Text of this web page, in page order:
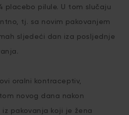
placebo pilule. U tom slučaju
tj. sa novim pakovanjem
sljedeći dan iza posljednje
oralni kontraceptiv,
novog dana nakon
pakovanja koji je žena